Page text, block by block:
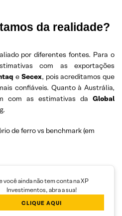
da realidade?
por diferentes fontes. Para o
com as exportações
e Secex, pois acreditamos que
confiáveis. Quanto à Austrália,
com as estimativas da Global
de ferro vs benchmark (em
você ainda não tem conta na XP
Investimentos, abra a sua!
CLIQUE AQUI